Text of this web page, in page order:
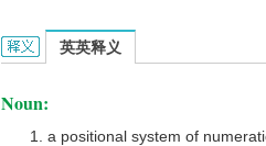
hexadecimal number system的英文
英英释义
Noun:
a positional system of